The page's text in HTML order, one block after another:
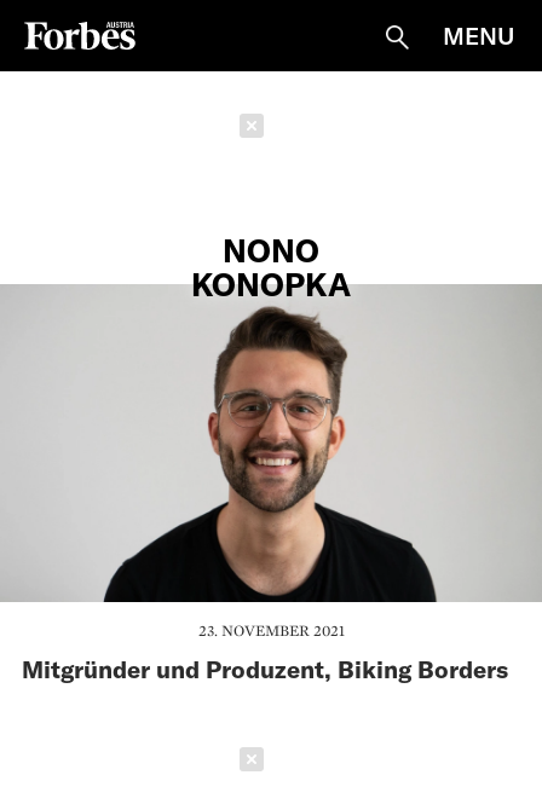
Suche
MENU
NONO
KONOPKA
23. NOVEMBER 2021
Mitgründer und Produzent, Biking Borders